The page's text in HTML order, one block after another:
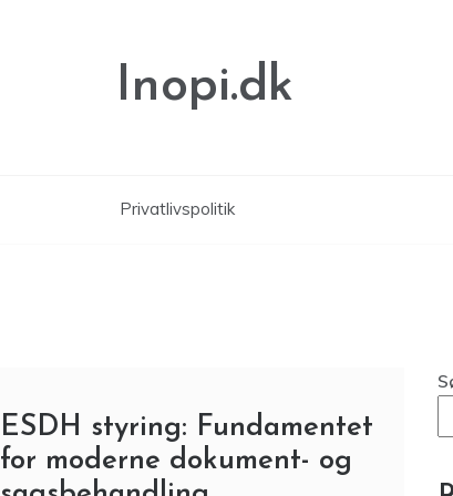
Inopi.dk
Privatlivspolitik
ESDH styring: Fundamentet
for moderne dokument- og